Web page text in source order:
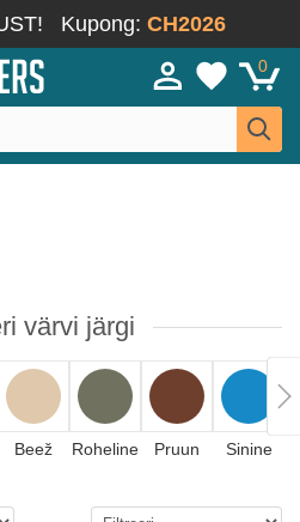
Kupong: CH2026
0
värvi järgi
Beež Roheline Pruun Sinine